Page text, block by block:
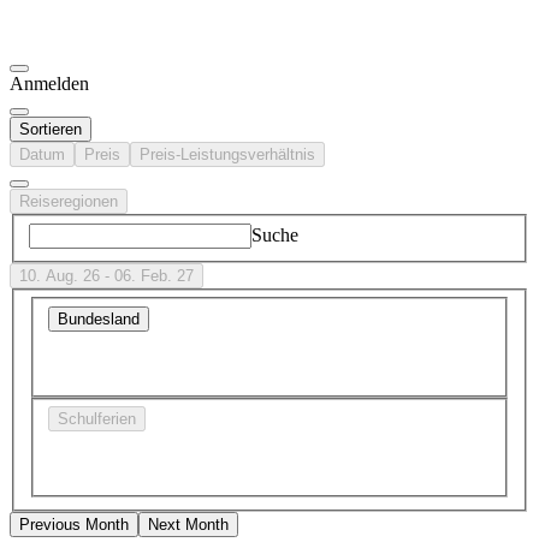
Anmelden
Sortieren
Datum
Preis Preis-Leistungsverhältnis
Reiseregionen
Suche
10. Aug. 26 - 06. Feb. 27
Bundesland
Schulferien
Previous Month Next Month